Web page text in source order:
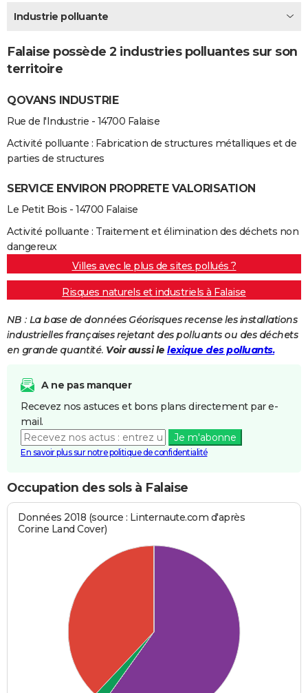
Destinations
City break
Voyage nature
Voyage de noces
Forum
Climat
+PHOTO
GUIDES D'ACHAT
BONS PLANS
CARTE DE VOEUX
Carte de Noël
Carte Bonne année
Carte Saint-Valentin
Carte Pâques
Carte d'anniversaire
DICTIONNAIRE
Dictionnaire
Biographies
Citations
Expressions
Proverbes
PROGRAMME TV
COPAINS D'AVANT
S'inscrire
Se connecter
Lycées
Collèges
Primaires
Universités
Entreprises
Service militaire
Avis de recherche
AVIS DE DÉCÈS
Industrie polluante
Falaise possède 2 industries polluantes sur son
territoire
QOVANS INDUSTRIE
Rue de l'Industrie - 14700 Falaise
Activité polluante : Fabrication de structures métalliques et de
parties de structures
SERVICE ENVIRON PROPRETE VALORISATION
Le Petit Bois - 14700 Falaise
Activité polluante : Traitement et élimination des déchets non
dangereux
Villes avec le plus de sites pollués ?
Risques naturels et industriels à Falaise
NB : La base de données Géorisques recense les installations
industrielles françaises rejetant des polluants ou des déchets
en grande quantité. Voir aussi le lexique des polluants.
A ne pas manquer
Recevez nos astuces et bons plans directement par e-
mail.
Je m'abonne
En savoir plus sur notre politique de confidentialité
Occupation des sols à Falaise
Données 2018 (source : Linternaute.com d'après
Corine Land Cover)